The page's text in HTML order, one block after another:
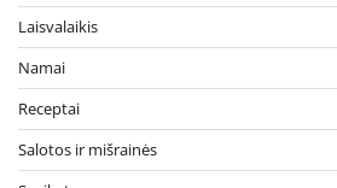
Laisvalaikis
Namai
Receptai
Salotos ir mišrainės